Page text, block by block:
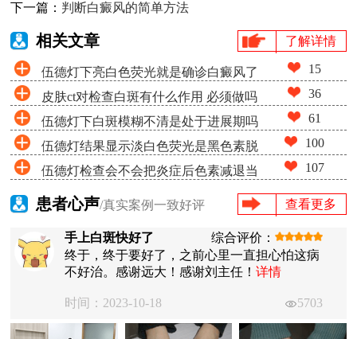
下一篇： 判断白癜风的简单方法
相关文章 了解详情
伍德灯下亮白色荧光就是确诊白癜风了
吗
15
皮肤ct对检查白斑有什么作用 必须做吗 36
伍德灯下白斑模糊不清是处于进展期吗 61
伍德灯结果显示淡白色荧光是黑色素脱
失很少吗
100
伍德灯检查会不会把炎症后色素减退当
成白癜风
107
患者心声/真实案例一致好评 查看更多
手上白斑快好了
综合评价：
终于，终于要好了，之前心里一直担心怕这病
不好治。感谢远大！感谢刘主任！详情
时间：2023-10-18 5703